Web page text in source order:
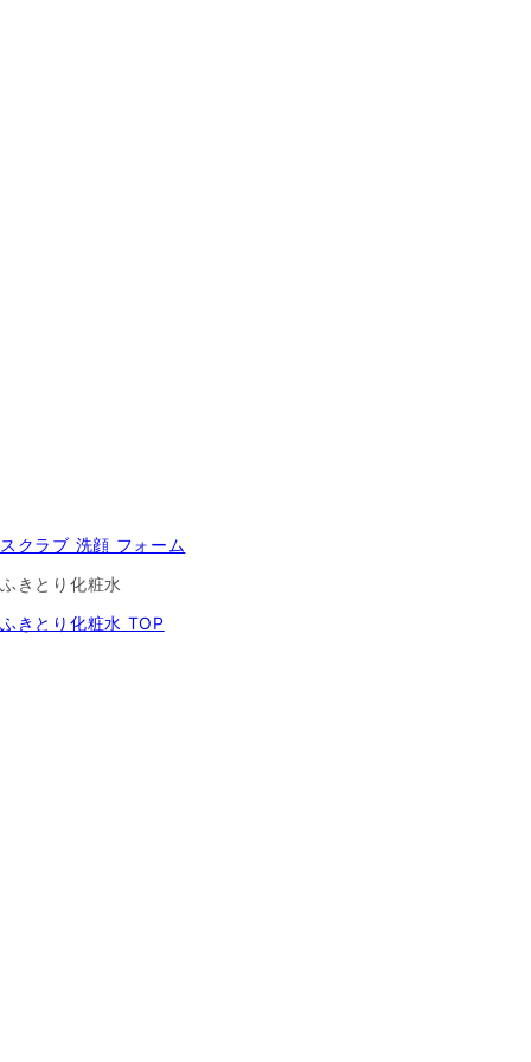
スクラブ 洗顔 フォーム
ふきとり化粧水
ふきとり化粧水 TOP